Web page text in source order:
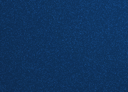
Я принимаю условия
и согласен с
Отправить